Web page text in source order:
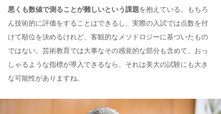
悪くも数値で測ることが難しいという課題を抱えている。もちろ
ん技術的に評価をすることはできるし、実際の入試では点数を付
けて順位を決めるけれど、客観的なメソドロジーに基づいたもの
ではない。芸術教育では大事なその感覚的な部分も含めて、おっ
しゃるような指標が導入できるなら、それは美大の試験にも大き
な可能性がありますね。